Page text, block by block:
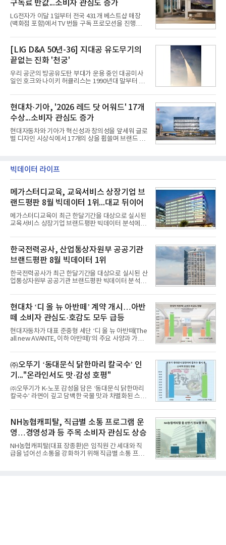
넘어 네이버, 삼성SDS 등 IT 인프라 기업으로 확장되
고 있다.7일 SK텔레콤에 따르면 회사는 올해 2분기
연결 기준 매출 4조 3591억원, 영업이익 5660억원을
기록했다. 매출은 전년 동기 대비 0.5%, 영업이익은
따른 기저효과가 실
구독료 반값...소비자 관심도 증가
LG전자가 이달 1일부터 전국 431개 베스트샵 매장
(백화점 포함)에서 TV 번들 구독 프로모션을 진행하고
인해주는 프로모션이다.대상 제품은 65·77·83형 올
레드, 75·86·100형 마이크로 RGB, 75·86형 미니
RGB 등 거실용 TV로 인기가 높은 베스트셀러 TV 20
개 모델이며, 동시 구독 계약 시 스탠바이미2(모델명
27LX6TPGA) 구독료를 50% 할인 받을 수 있다. 프로
모션 대상 모델과 혜택, 구독료 등 프로모션 세부 사항
은 베스트샵 판매 매니저에게 문의하면 자세히 안내
등으로 이전
[LIG D&A 50년-36] 지대공 유도무기의
끝없는 진화 '천궁'
우리 공군의 방공유도탄 부대가 운용 중인 대공미사
일인 호크와 나이키 허큘리스는 1990년대 말부터 성
기존 미사일체계를 대체할 중고도 및 중거리 대공미
사일을 개발하기로 결정했다.처음 KM-SAM 사업으로
불린 이 사업의 명칭은 호크(Iron Hawk, 철매)를 대체
한다는 의미에서 ‘철매Ⅱ’ 로 정해졌다. 철매Ⅱ 개발
사업은 미사일체계 완성 후인 2011년 ‘천궁(天弓)’으
로 다시 장비명이 바뀌었다. 17개 업체와 관련 기관이
참여한 가운데 LIG 넥스원은 탐색 개발에서 체계개발
인 천궁
현대차·기아, '2026 레드 닷 어워드' 17개
수상...소비자 관심도 증가
현대자동차와 기아가 혁신성과 창의성을 앞세워 글로
벌 디자인 시상식에서 17개의 상을 휩쓸며 브랜드 경
Communication Design)'에서 최우수상 2개, 본상
손꼽히는 세계 최대 규모의 디자인 공모전이다. 독일
노르트라인 베스트팔렌 디자인센터(Design
Zentrum Nordrhein Westfalen)가 주관해 매년 ▲
제품 디자인 ▲브랜드 & 커뮤니케이션 디자인 ▲디
자인 콘셉트 각 부문에서 우수한
빅데이터 라이프
메가스터디교육, 교육서비스 상장기업 브
랜드평판 8월 빅데이터 1위...대교 뒤이어
메가스터디교육이 최근 한달기간을 대상으로 실시된
교육서비스 상장기업 브랜드평판 빅데이터 분석에서
일 한국기업평판연구소(소장 구창환)는 국내 교육서
비스 상장기업 브랜드를 대상으로 지난 7월 7일부터
8월 7일까지 수집된 소비자 빅데이터 10,074,233건
을 분석한 결과, 메가스터디교육이 브랜드평판지수
1,710,926을 기록하며 8월 1위에 올랐다고 밝혔다.
분석에 활용된 빅데이터는 지난 7월(9,491,206건) 대
비 6.14% 증가한 수치로, 교육서비스 상장기업 브랜
디교육, 대교, 디지
한국전력공사, 산업통상자원부 공공기관
브랜드평판 8월 빅데이터 1위
한국전력공사가 최근 한달기간을 대상으로 실시된 산
업통상자원부 공공기관 브랜드평판 빅데이터 분석에
이 순으로 뒤를 이었다.7일 한국기업평판연구소(소장
구창환)는 산업통상자원부 공공기관 41개 브랜드를
대상으로 지난 7월 7일부터 8월 7일까지 수집된 소비
자 빅데이터 91,102,549건을 분석한 결과, 한국전력
공사가 브랜드평판지수 10,670,633을 기록하며 8월
1위에 올랐다고 밝혔다. 분석에 활용된 빅데이터는 지
난 7월(88,893,823건) 대비 2.48% 증가한 수치다.연
수력원자력, 한국석
현대차 ‘디 올 뉴 아반떼’ 계약 개시…아반
떼 소비자 관심도·호감도 모두 급등
현대자동차가 대표 준중형 세단 ‘디 올 뉴 아반떼(The
all new AVANTE, 이하 아반떼)’의 주요 사양과 가격
떼는 6년 만에 선보이는 8세대 완전변경 모델로, ▲정
교한 선과 면을 중심으로 완성한 파격적인 디자인 ▲
과거 중형 세단 수준으로 확대된 차체 제원 ▲글로벌
최고 수준의 안전성 ▲성능과 효율을 동시에 높인 주
행 완성도 ▲첨단 편의 및 디지털 사양 적용 등을 통해
글로벌 준중형 세단의 새로운 기준을 세웠다.아반떼
는 가솔린 2.0과 1.6 하이브리드 두 가지 파워트레인
넘
㈜오뚜기 ‘동대문식 닭한마리 칼국수’ 인
기..."온라인서도 맛·감성 호평"
㈜오뚜기가 K-노포 감성을 담은 ‘동대문식 닭한마리
칼국수’ 라면이 깊고 담백한 국물 맛과 차별화된 스토
혔다.‘동대문식 닭한마리 칼국수’는 예상을 뛰어넘는
소비자 호응에 힘입어 지난 7월 13일 첫 선을 보인 지
단 18일 만에 누적 판매량 50만 개를 돌파하는 성과를
거두었다.이번 신제품은 개발진이 전국의 닭한마리
전문점을 직접 찾아 다니며 최적의 육수 비율을 완성
했다. 자극적이지 않으면서도 깊은 닭육수에 마늘의
개운한 풍미를 더했으며, 국물이 잘 배어들면서도 쫄
NH농협캐피탈, 직급별 소통 프로그램 운
영…경영성과 등 주목 소비자 관심도 상승
NH농협캐피탈(대표 장종환)은 임직원 간 세대와 직
급을 넘어선 소통을 강화하기 위해 직급별 소통 프로